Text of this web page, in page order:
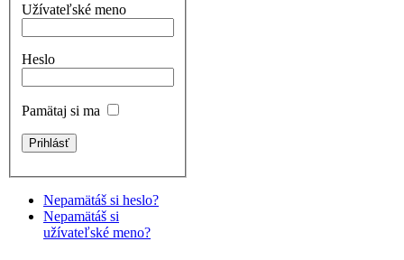
Užívateľské meno
Heslo
Pamätaj si ma
Nepamätáš si heslo?
Nepamätáš si
užívateľské meno?